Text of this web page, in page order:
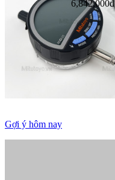
6,842,000đ
Gợi ý hôm nay